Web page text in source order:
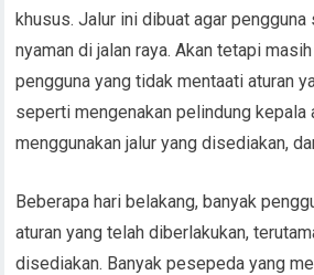
khusus. Jalur ini dibuat agar pengguna
nyaman di jalan raya. Akan tetapi
pengguna yang tidak mentaati aturan
seperti mengenakan pelindung kepala
menggunakan jalur yang disediakan,
Beberapa hari belakang, banyak
aturan yang telah diberlakukan,
disediakan. Banyak pesepeda yang